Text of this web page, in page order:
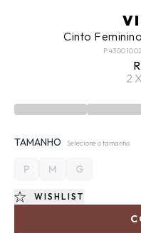
Cinto
2
TAMANHO Selecione o tamanho
P M G
WISHLIST